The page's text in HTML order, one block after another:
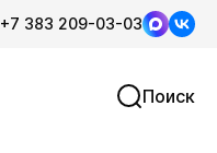
+7 383 209-03-03
Поиск